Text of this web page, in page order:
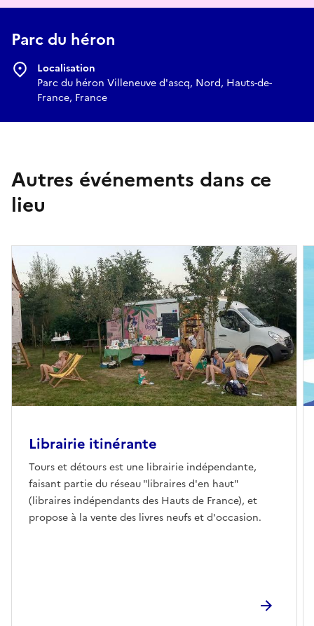
Parc du héron
Localisation
Parc du héron Villeneuve d'ascq, Nord, Hauts-de-
France, France
Autres événements dans ce
lieu
Librairie itinérante
Tours et détours est une librairie indépendante,
faisant partie du réseau "libraires d'en haut"
(libraires indépendants des Hauts de France), et
propose à la vente des livres neufs et d'occasion.